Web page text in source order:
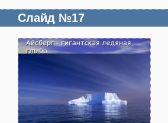
Слайд №17